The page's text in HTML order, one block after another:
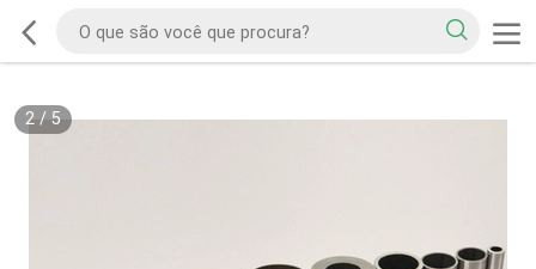
2/ 5